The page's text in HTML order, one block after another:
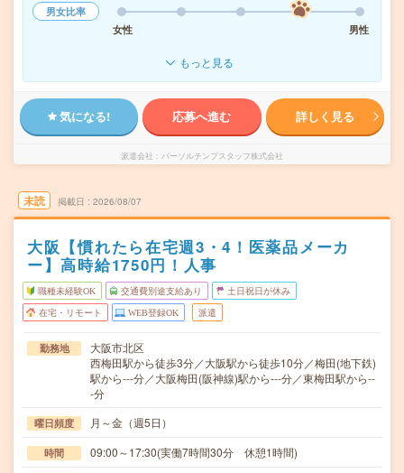
男女比率
女性
男性
もっと見る
気になる! 応募へ進む 詳しく見る
派遣会社 パーソルテンプスタッフ株式会社
未読 掲載日 2026/08/07
大阪【慣れたら在宅週3・4！医薬品メーカ
ー】高時給1750円！人事
職種未経験OK 交通費別途支給あり 土日祝日が休み
在宅・リモート WEB登録OK 派遣
勤務地
大阪市北区
西梅田駅から徒歩3分／大阪駅から徒歩10分／梅田(地下鉄)
駅から---分／大阪梅田(阪神線)駅から---分／東梅田駅から--
-分
曜日頻度 月～金（週5日）
時間 09:00～17:30(実働7時間30分 休憩1時間)